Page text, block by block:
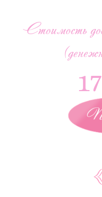
Стоимость